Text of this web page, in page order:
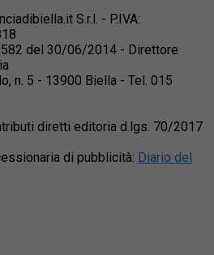
S.r.l. - P.IVA:
582 del 30/06/2014 - Direttore
n. 5 - 13900 Biella - Tel. 015
diretti editoria d.lgs. 70/2017
di pubblicità: Diario del